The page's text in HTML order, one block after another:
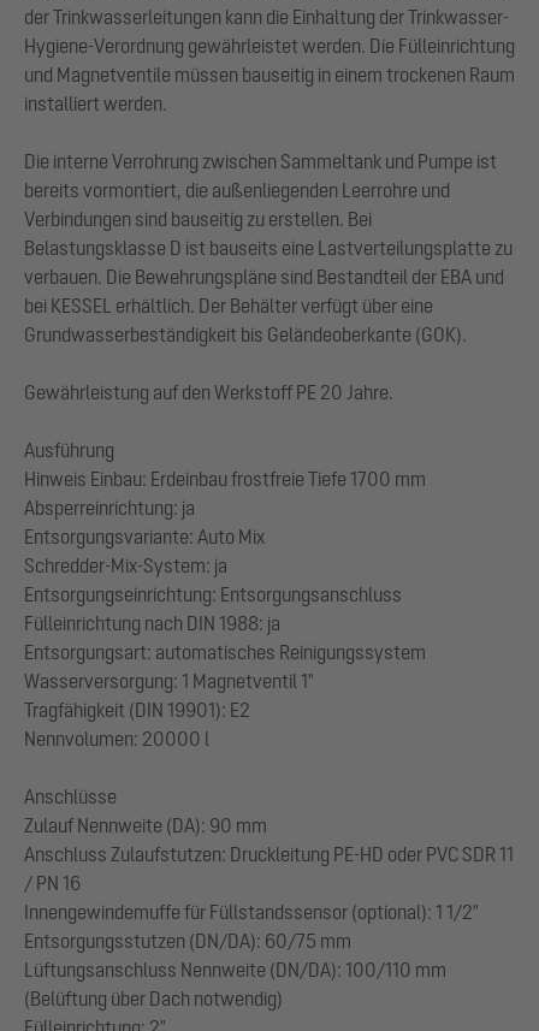
der Trinkwasserleitungen kann die Einhaltung der Trinkwasser-
Hygiene-Verordnung gewährleistet werden. Die Fülleinrichtung
und Magnetventile müssen bauseitig in einem trockenen Raum
installiert werden.
Die interne Verrohrung zwischen Sammeltank und Pumpe ist
bereits vormontiert, die außenliegenden Leerrohre und
Verbindungen sind bauseitig zu erstellen. Bei
Belastungsklasse D ist bauseits eine Lastverteilungsplatte zu
verbauen. Die Bewehrungspläne sind Bestandteil der EBA und
bei KESSEL erhältlich. Der Behälter verfügt über eine
Grundwasserbeständigkeit bis Geländeoberkante (GOK).
Gewährleistung auf den Werkstoff PE 20 Jahre.
Ausführung
Hinweis Einbau: Erdeinbau frostfreie Tiefe 1700 mm
Absperreinrichtung: ja
Entsorgungsvariante: Auto Mix
Schredder-Mix-System: ja
Entsorgungseinrichtung: Entsorgungsanschluss
Fülleinrichtung nach DIN 1988: ja
Entsorgungsart: automatisches Reinigungssystem
Wasserversorgung: 1 Magnetventil 1"
Tragfähigkeit (DIN 19901): E2
Nennvolumen: 20000 l
Anschlüsse
Zulauf Nennweite (DA): 90 mm
Anschluss Zulaufstutzen: Druckleitung PE-HD oder PVC SDR 11
/ PN 16
Innengewindemuffe für Füllstandssensor (optional): 1 1/2"
Entsorgungsstutzen (DN/DA): 60/75 mm
Lüftungsanschluss Nennweite (DN/DA): 100/110 mm
(Belüftung über Dach notwendig)